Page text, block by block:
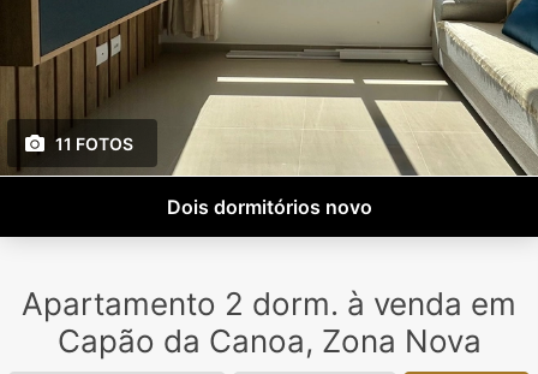
11 FOTOS
Dois dormitórios novo
Apartamento 2 dorm. à venda em
Capão da Canoa, Zona Nova